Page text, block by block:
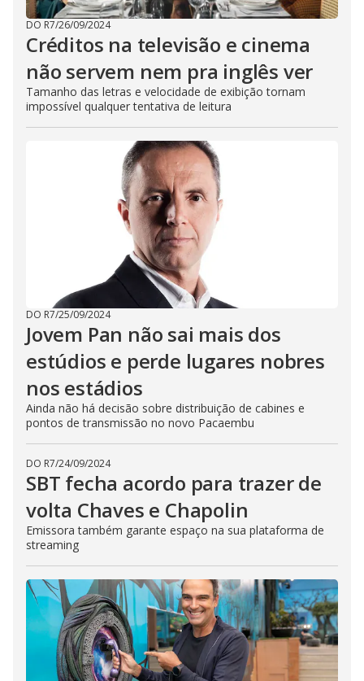
DO R7/26/09/2024
Créditos na televisão e cinema
não servem nem pra inglês ver
Tamanho das letras e velocidade de exibição tornam
impossível qualquer tentativa de leitura
DO R7/25/09/2024
Jovem Pan não sai mais dos
estúdios e perde lugares nobres
nos estádios
Ainda não há decisão sobre distribuição de cabines e
pontos de transmissão no novo Pacaembu
DO R7/24/09/2024
SBT fecha acordo para trazer de
volta Chaves e Chapolin
Emissora também garante espaço na sua plataforma de
streaming